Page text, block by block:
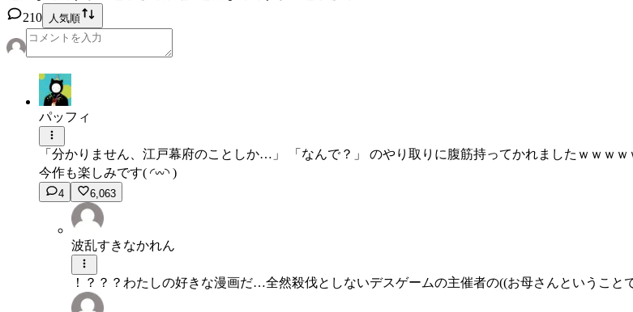
210
人気順
パッフィ
「分かりません、江戸幕府のことしか…」 「なんで？」 のやり取りに腹筋持ってかれましたｗｗｗ
今作も楽しみです︎︎(︎︎ ◜𖥦◝ )
4 6,063
波乱すきなかれん
！？？？わたしの好きな漫画だ…全然殺伐としないデスゲームの主催者の((お母さんというこ